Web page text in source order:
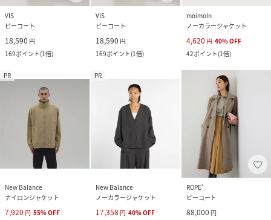
VIS
ピーコート
18,590 円
169ポイント(1倍)
VIS
ピーコート
18,590 円
169ポイント(1倍)
moimoln
ノーカラージャケット
4,620 円 40%OFF
42ポイント(1倍)
PR
New Balance
ナイロンジャケット
7,920 円 55%OFF
PR
New Balance
ノーカラージャケット
17,358 円 40%OFF
ROPE'
ピーコート
88,000 円